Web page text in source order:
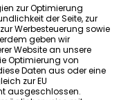
zahlt die
von ein bis
oder